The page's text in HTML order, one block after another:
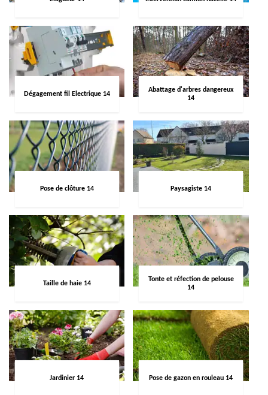
Dégagement fil Electrique 14
Abattage d'arbres dangereux
14
Pose de clôture 14 Paysagiste 14
Taille de haie 14
Tonte et réfection de pelouse
14
Jardinier 14 Pose de gazon en rouleau 14